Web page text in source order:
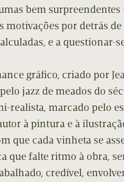
bem
motivações por detrás
e a questionar-
gráfico, criado por
jazz de meados do
realista, marcado pelo
à pintura e à
que cada vinheta se
que falte ritmo à obra,
credível,